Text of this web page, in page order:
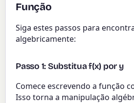
Função
Siga estes passos para
algebricamente:
Passo 1: Substitua f(x) por y
Comece escrevendo a função
Isso torna a manipulação